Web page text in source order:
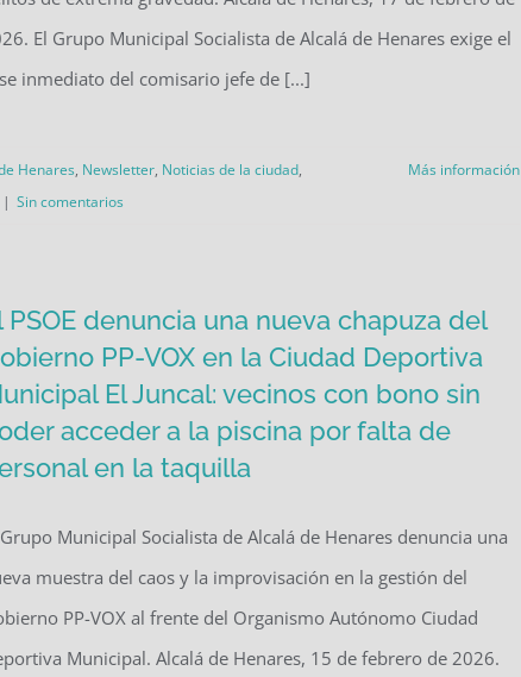
El Grupo Municipal Socialista de Alcalá de Henares exige el
inmediato del comisario jefe de [...]
Henares, Newsletter, Noticias de la ciudad,
| Sin comentarios
Más información
PSOE denuncia una nueva chapuza del
PP-VOX en la Ciudad Deportiva
El Juncal: vecinos con bono sin
acceder a la piscina por falta de
en la taquilla
Municipal Socialista de Alcalá de Henares denuncia una
muestra del caos y la improvisación en la gestión del
PP-VOX al frente del Organismo Autónomo Ciudad
Municipal. Alcalá de Henares, 15 de febrero de 2026.